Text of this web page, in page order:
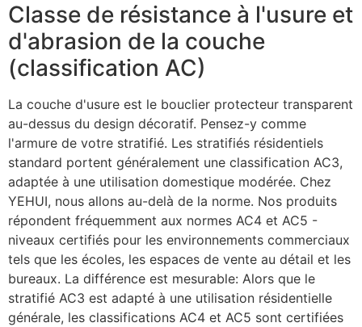
Classe de résistance à l'usure et
d'abrasion de la couche
(classification AC)
La couche d'usure est le bouclier protecteur transparent
au-dessus du design décoratif. Pensez-y comme
l'armure de votre stratifié. Les stratifiés résidentiels
standard portent généralement une classification AC3,
adaptée à une utilisation domestique modérée. Chez
YEHUI, nous allons au-delà de la norme. Nos produits
répondent fréquemment aux normes AC4 et AC5 -
niveaux certifiés pour les environnements commerciaux
tels que les écoles, les espaces de vente au détail et les
bureaux. La différence est mesurable: Alors que le
stratifié AC3 est adapté à une utilisation résidentielle
générale, les classifications AC4 et AC5 sont certifiées